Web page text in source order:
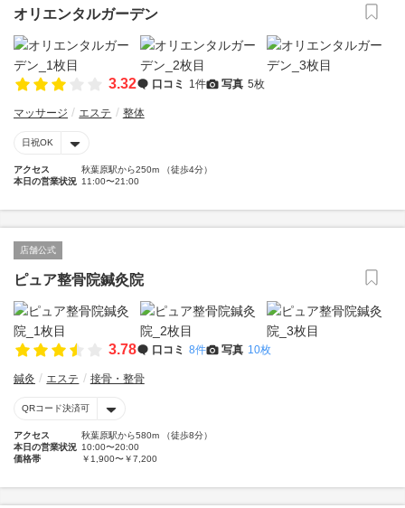
オリエンタルガーデン
3.32 口コミ 1件 写真 5枚
マッサージ エステ 整体
日祝OK
アクセス
秋葉原駅から250m （徒歩4分）
本日の営業状況 11:00〜21:00
店舗公式
ピュア整骨院鍼灸院
3.78 口コミ 8件 写真 10枚
鍼灸 エステ 接骨・整骨
QRコード決済可
アクセス
秋葉原駅から580m （徒歩8分）
本日の営業状況 10:00〜20:00
価格帯
￥1,900〜￥7,200